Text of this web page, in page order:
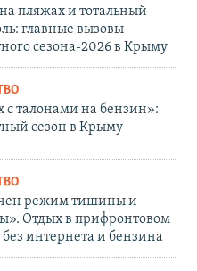
пляжах и тотальный
главные вызовы
сезона-2026 в Крыму
с талонами на бензин»:
сезон в Крыму
режим тишины и
Отдых в прифронтовом
интернета и бензина